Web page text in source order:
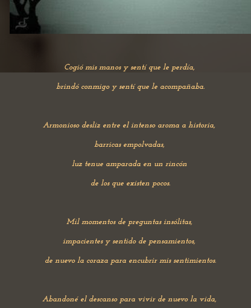
Cogió mis manos y sentí que le perdía,
brindó conmigo y sentí que le acompañaba.
Armonioso desliz entre el intenso aroma a historia,
barricas empolvadas,
luz tenue amparada en un rincón
de los que existen pocos.
Mil momentos de preguntas insólitas,
impacientes y sentido de pensamientos,
de nuevo la coraza para encubrir mis sentimientos.
Abandoné el descanso para vivir de nuevo la vida,